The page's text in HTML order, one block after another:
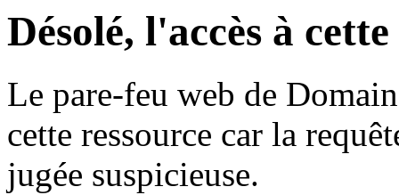
Désolé, l'accès à
Le pare-feu web de
cette ressource car la
jugée suspicieuse.